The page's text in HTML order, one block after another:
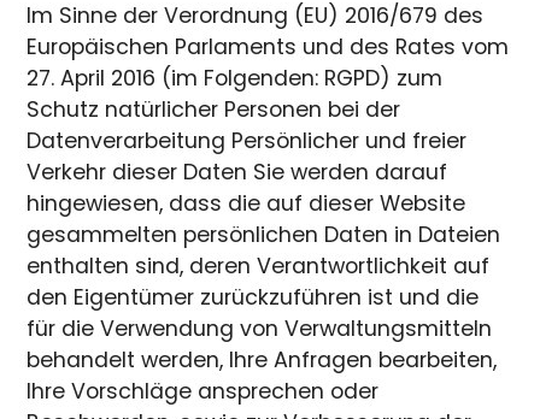
Im Sinne der Verordnung (EU) 2016/679 des
Europäischen Parlaments und des Rates vom
27. April 2016 (im Folgenden: RGPD) zum
Schutz natürlicher Personen bei der
Datenverarbeitung Persönlicher und freier
Verkehr dieser Daten Sie werden darauf
hingewiesen, dass die auf dieser Website
gesammelten persönlichen Daten in Dateien
enthalten sind, deren Verantwortlichkeit auf
den Eigentümer zurückzuführen ist und die
für die Verwendung von Verwaltungsmitteln
behandelt werden, Ihre Anfragen bearbeiten,
Ihre Vorschläge ansprechen oder